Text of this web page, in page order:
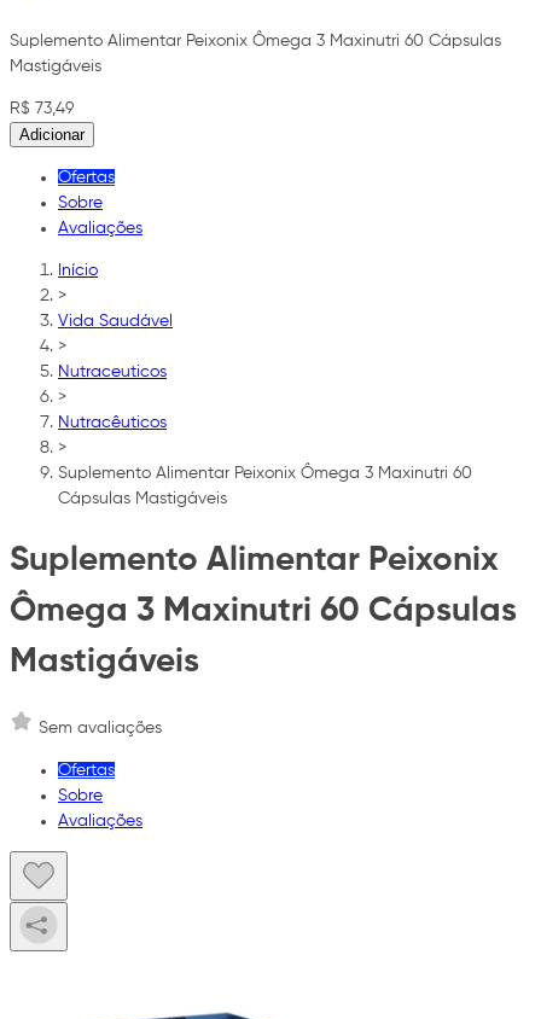
Suplemento Alimentar Peixonix Ômega 3 Maxinutri 60 Cápsulas
Mastigáveis
R$ 73,49
Adicionar
Ofertas
Sobre
Avaliações
Início
>
Vida Saudável
>
Nutraceuticos
>
Nutracêuticos
>
Suplemento Alimentar Peixonix Ômega 3 Maxinutri 60
Cápsulas Mastigáveis
Suplemento Alimentar Peixonix
Ômega 3 Maxinutri 60 Cápsulas
Mastigáveis
Sem avaliações
Ofertas
Sobre
Avaliações